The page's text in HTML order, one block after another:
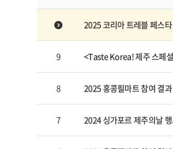
2025 코리아 트레블 페스
9 <Taste Korea! 제주 스페
8 2025 홍콩필마트 참여 결
7 2024 싱가포르 제주의날